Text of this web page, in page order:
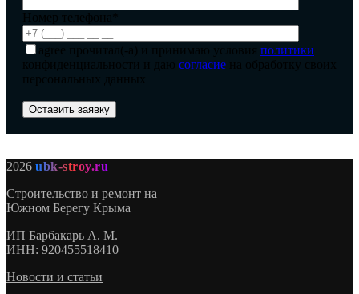
Номер телефона*
agree прочитал(-а) и принимаю условия политики
конфиденциальности и даю согласие на обработку своих
персональных данных
2026 ubk-stroy.ru
Строительство и ремонт на
Южном Берегу Крыма
ИП Барбакарь А. М.
ИНН: 920455518410
Новости и статьи